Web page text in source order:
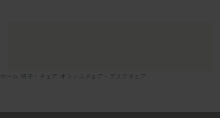
ホーム 椅子・チェア オフィスチェア・デスクチェア